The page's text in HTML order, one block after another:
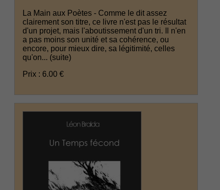
La Main aux Poètes - Comme le dit assez
clairement son titre, ce livre n'est pas le résultat
d'un projet, mais l'aboutissement d'un tri. Il n'en
a pas moins son unité et sa cohérence, ou
encore, pour mieux dire, sa légitimité, celles
qu'on... (suite)
Prix : 6.00 €